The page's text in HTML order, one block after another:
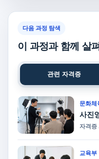
다음 과정 탐색
이 과정과 함께 살
관련 자격증
문화체
사진
자격증
교육부